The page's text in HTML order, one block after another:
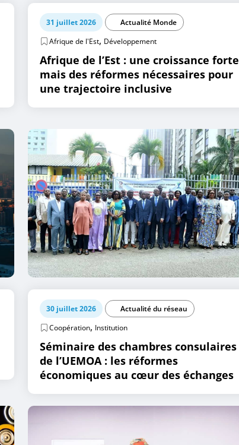
31 juillet 2026
Actualité Monde
Afrique de l'Est, Développement
Afrique de l’Est : une croissance forte
mais des réformes nécessaires pour
une trajectoire inclusive
30 juillet 2026
Actualité du réseau
Coopération, Institution
Séminaire des chambres consulaires
de l’UEMOA : les réformes
économiques au cœur des échanges